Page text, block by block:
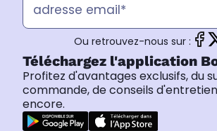
Ou retrouvez-nous sur :
Téléchargez l'application
Profitez d'avantages exclusifs, du
commande, de conseils
encore.